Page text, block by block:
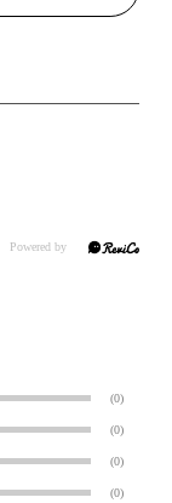
(0)
(0)
(0)
(0)